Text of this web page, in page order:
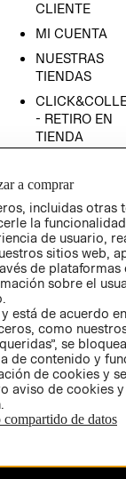
CLIENTE
MI CUENTA
NUESTRAS
TIENDAS
- RETIRO EN
TIENDA
CONDICIONES
AVISO DE
PRIVACIDAD
GIFT CARD
AVISO DE
COOKIES
a comprar
incluidas otras
la
de usuario,
sitios web,
de plataformas
sobre el
está de acuerdo
como
se
de contenido y
de cookies y
aviso de cookies
de datos